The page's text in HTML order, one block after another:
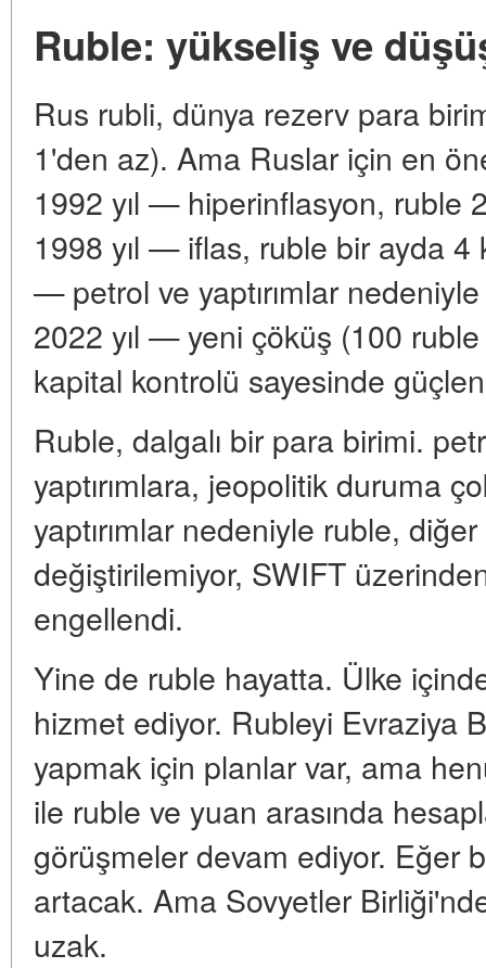
Ruble: yükseliş ve
Rus rubli, dünya rezerv para
1'den az). Ama Ruslar için en
1992 yıl — hiperinflasyon, ruble
1998 yıl — iflas, ruble bir ayda 4
— petrol ve yaptırımlar
2022 yıl — yeni çöküş (100
kapital kontrolü sayesinde
Ruble, dalgalı bir para birimi.
yaptırımlara, jeopolitik duruma
yaptırımlar nedeniyle ruble,
değiştirilemiyor, SWIFT
engellendi.
Yine de ruble hayatta. Ülke
hizmet ediyor. Rubleyi Evraziya
yapmak için planlar var, ama
ile ruble ve yuan arasında
görüşmeler devam ediyor. Eğer
artacak. Ama Sovyetler
uzak.